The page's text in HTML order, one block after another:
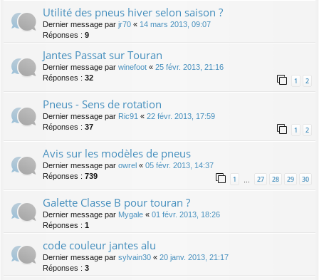
Utilité des pneus hiver selon saison ?
Dernier message par jr70 « 14 mars 2013, 09:07
Réponses : 9
Jantes Passat sur Touran
Dernier message par winefoot « 25 févr. 2013, 21:16
Réponses : 32 1 2
Pneus - Sens de rotation
Dernier message par Ric91 « 22 févr. 2013, 17:59
Réponses : 37 1 2
Avis sur les modèles de pneus
Dernier message par owrel « 05 févr. 2013, 14:37
Réponses : 739 1 … 27 28 29 30
Galette Classe B pour touran ?
Dernier message par Mygale « 01 févr. 2013, 18:26
Réponses : 1
code couleur jantes alu
Dernier message par sylvain30 « 20 janv. 2013, 21:17
Réponses : 3